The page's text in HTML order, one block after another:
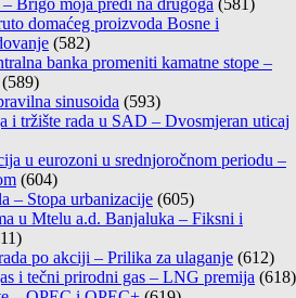
Brigo moja pređi na drugoga (581)
domaćeg proizvoda Bosne i
(582)
banka promeniti kamatne stope –
(589)
sinusoida (593)
i tržište rada u SAD – Dvosmjeran uticaj
u eurozoni u srednjoročnom periodu –
(604)
– Stopa urbanizacije (605)
u Mtelu a.d. Banjaluka – Fiksni i
po akciji – Prilika za ulaganje (612)
i tečni prirodni gas – LNG premija (618)